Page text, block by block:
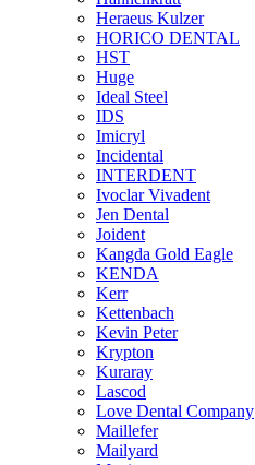
Heraeus Kulzer
HORICO DENTAL
HST
Huge
Ideal Steel
IDS
Imicryl
Incidental
INTERDENT
Ivoclar Vivadent
Jen Dental
Joident
Kangda Gold Eagle
KENDA
Kerr
Kettenbach
Kevin Peter
Krypton
Kuraray
Lascod
Love Dental Company
Maillefer
Mailyard